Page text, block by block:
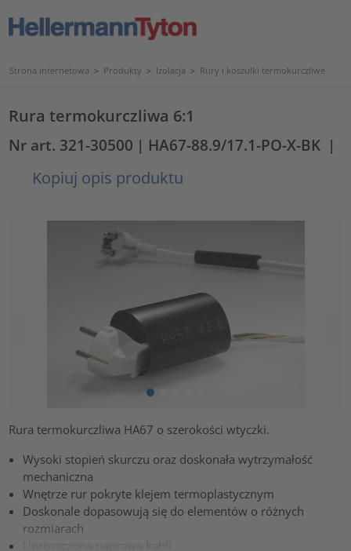
Strona internetowa > Produkty > Izolacja > Rury i koszulki termokurczliwe
Rura termokurczliwa 6:1
Nr art. 321-30500 | HA67-88.9/17.1-PO-X-BK |
Kopiuj opis produktu
Rura termokurczliwa HA67 o szerokości wtyczki.
Wysoki stopień skurczu oraz doskonała wytrzymałość
mechaniczna
Wnętrze rur pokryte klejem termoplastycznym
Doskonale dopasowują się do elementów o różnych
rozmiarach